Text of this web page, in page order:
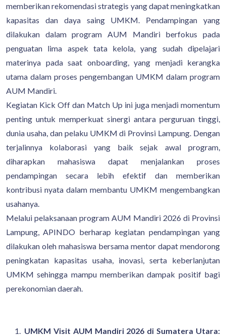
memberikan rekomendasi strategis yang dapat meningkatkan
kapasitas dan daya saing UMKM. Pendampingan yang
dilakukan dalam program AUM Mandiri berfokus pada
penguatan lima aspek tata kelola, yang sudah dipelajari
materinya pada saat onboarding, yang menjadi kerangka
utama dalam proses pengembangan UMKM dalam program
AUM Mandiri.
Kegiatan Kick Off dan Match Up ini juga menjadi momentum
penting untuk memperkuat sinergi antara perguruan tinggi,
dunia usaha, dan pelaku UMKM di Provinsi Lampung. Dengan
terjalinnya kolaborasi yang baik sejak awal program,
diharapkan mahasiswa dapat menjalankan proses
pendampingan secara lebih efektif dan memberikan
kontribusi nyata dalam membantu UMKM mengembangkan
usahanya.
Melalui pelaksanaan program AUM Mandiri 2026 di Provinsi
Lampung, APINDO berharap kegiatan pendampingan yang
dilakukan oleh mahasiswa bersama mentor dapat mendorong
peningkatan kapasitas usaha, inovasi, serta keberlanjutan
UMKM sehingga mampu memberikan dampak positif bagi
perekonomian daerah.
UMKM Visit AUM Mandiri 2026 di Sumatera Utara: